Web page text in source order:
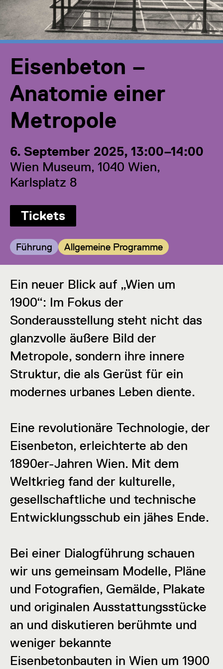
Eisenbeton –
Anatomie einer
Metropole
6. September 2025, 13:00–14:00
Wien Museum, 1040 Wien,
Karlsplatz 8
Tickets
Kategorie:
Führung Kategorie:
Allgemeine Programme
Ein neuer Blick auf „Wien um
1900“: Im Fokus der
Sonderausstellung steht nicht das
glanzvolle äußere Bild der
Metropole, sondern ihre innere
Struktur, die als Gerüst für ein
modernes urbanes Leben diente.
Eine revolutionäre Technologie, der
Eisenbeton, erleichterte ab den
1890er-Jahren Wien. Mit dem
Weltkrieg fand der kulturelle,
gesellschaftliche und technische
Entwicklungsschub ein jähes Ende.
Bei einer Dialogführung schauen
wir uns gemeinsam Modelle, Pläne
und Fotografien, Gemälde, Plakate
und originalen Ausstattungsstücke
an und diskutieren berühmte und
weniger bekannte
Eisenbetonbauten in Wien um 1900